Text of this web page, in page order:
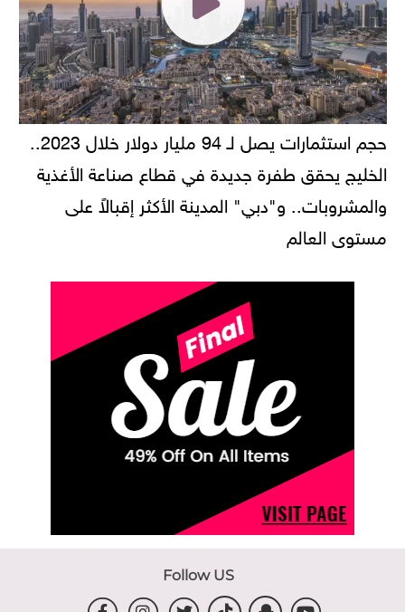
الخليج يحقق طفرة جديدة في قطاع صناعة الأغذية
والمشروبات.. و"دبي" المدينة الأكثر إقبالاً على
مستوى العالم
Follow US